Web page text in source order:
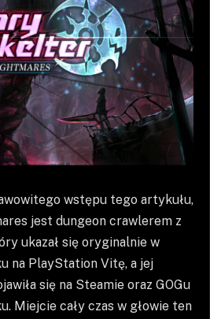
wstępu tego artykułu,
jest dungeon crawlerem z
ukazał się oryginalnie w
na PlayStation Vitę, a jej
się na Steamie oraz GOGu
Miejcie cały czas w głowie ten